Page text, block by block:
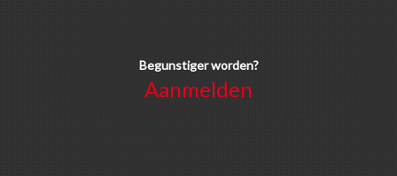
Begunstiger worden?
Aanmelden